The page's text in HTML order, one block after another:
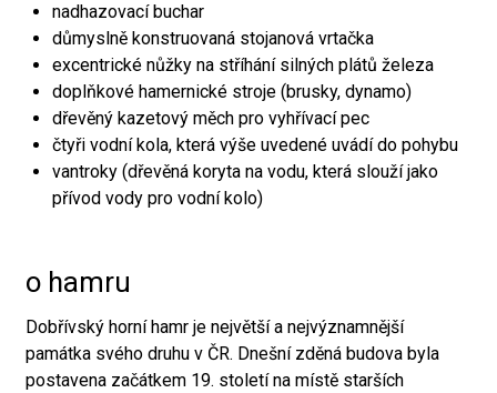
nadhazovací buchar
důmyslně konstruovaná stojanová vrtačka
excentrické nůžky na stříhání silných plátů železa
doplňkové hamernické stroje (brusky, dynamo)
dřevěný kazetový měch pro vyhřívací pec
čtyři vodní kola, která výše uvedené uvádí do pohybu
vantroky (dřevěná koryta na vodu, která slouží jako
přívod vody pro vodní kolo)
o hamru
Dobřívský horní hamr je největší a nejvýznamnější
památka svého druhu v ČR. Dnešní zděná budova byla
postavena začátkem 19. století na místě starších